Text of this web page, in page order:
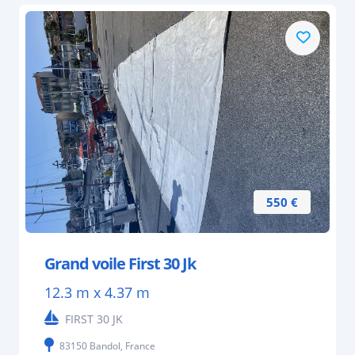
550 €
Grand voile First 30 Jk
12.3 m x 4.37 m
FIRST 30 JK
83150 Bandol, France